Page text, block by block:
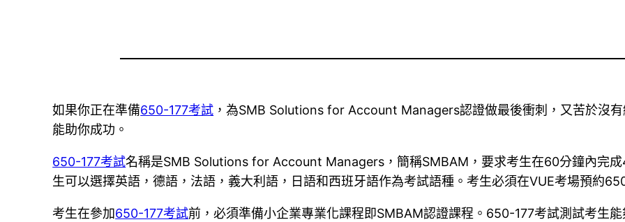
如果你正在準備650-177考試 ，為SMB Solutions for Account Managers認證做最後衝刺，又苦於沒
能助你成功。
650-177考試名稱是SMB Solutions for Account Managers，簡稱SMBAM，要求考生在60分鐘內完
生可以選擇英語，德語，法語，義大利語，日語和西班牙語作為考試語種。考生必須在VUE考場預約
考生在參加650-177考試前，必須準備小企業專業化課程即SMBAM認證課程。650-177考試測試考生